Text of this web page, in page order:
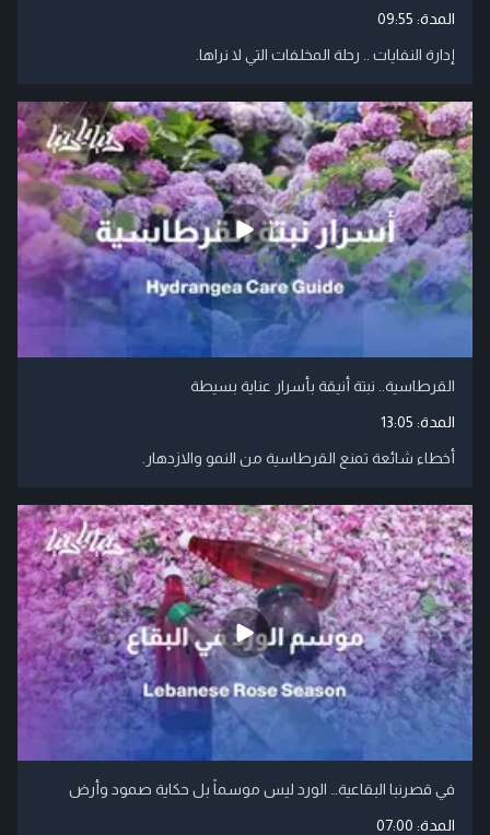
المدة: 09:55
إدارة النفايات .. رحلة المخلفات التي لا نراها.
القرطاسية.. نبتة أنيقة بأسرار عناية بسيطة
المدة: 13:05
أخطاء شائعة تمنع القرطاسية من النمو والازدهار.
في قصرنبا البقاعية… الورد ليس موسماً بل حكاية صمود وأرض
المدة: 07:00